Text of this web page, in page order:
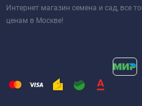
Интернет магазин семена и сад, все
ценам в Москве!